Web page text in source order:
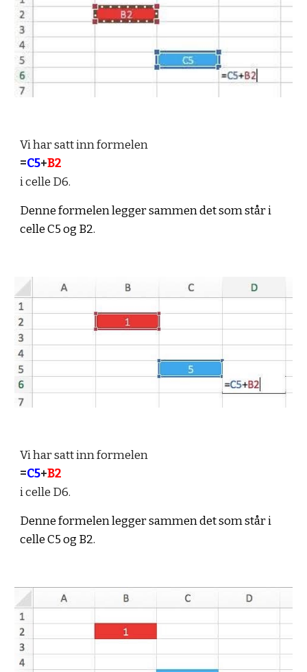
Vi har satt inn formelen
=C5+B2
i celle D6.
Denne formelen legger sammen det som står i
celle C5 og B2.
Vi har satt inn formelen
=C5+B2
i celle D6.
Denne formelen legger sammen det som står i
celle C5 og B2.